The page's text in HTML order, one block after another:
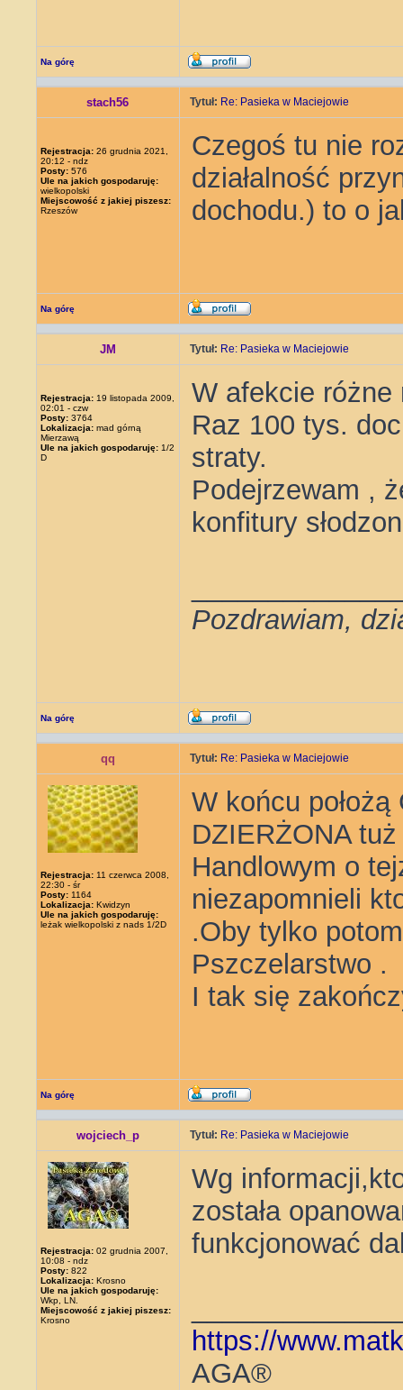
Na górę
stach56 Tytuł: Re: Pasieka w Maciejowie
Rejestracja: 26 grudnia 2021,
20:12 - ndz
Posty: 576
Ule na jakich gospodaruję:
wielkopolski
Miejscowość z jakiej piszesz:
Rzeszów
Czegoś tu nie
działalność
dochodu.) to o
Na górę
JM Tytuł: Re: Pasieka w Maciejowie
Rejestracja: 19 listopada 2009,
02:01 - czw
Posty: 3764
Lokalizacja: mad górną
Mierzawą
Ule na jakich gospodaruję: 1/2
D
W afekcie
Raz 100 tys.
straty.
Podejrzewam ,
konfitury
Pozdrawiam,
Na górę
qq Tytuł: Re: Pasieka w Maciejowie
Rejestracja: 11 czerwca 2008,
22:30 - śr
Posty: 1164
Lokalizacja: Kwidzyn
Ule na jakich gospodaruję:
leżak wielkopolski z nads 1/2D
W końcu
DZIERŻONA
Handlowym o
niezapomnieli
.Oby tylko
Pszczelarstwo .
I tak się
Na górę
wojciech_p Tytuł: Re: Pasieka w Maciejowie
Rejestracja: 02 grudnia 2007,
10:08 - ndz
Posty: 822
Lokalizacja: Krosno
Ule na jakich gospodaruję:
Wkp, LN.
Miejscowość z jakiej piszesz:
Krosno
Wg
została
funkcjonować
https://
AGA®